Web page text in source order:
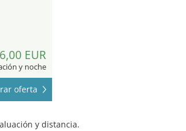
EUR
y noche
oferta
y distancia.